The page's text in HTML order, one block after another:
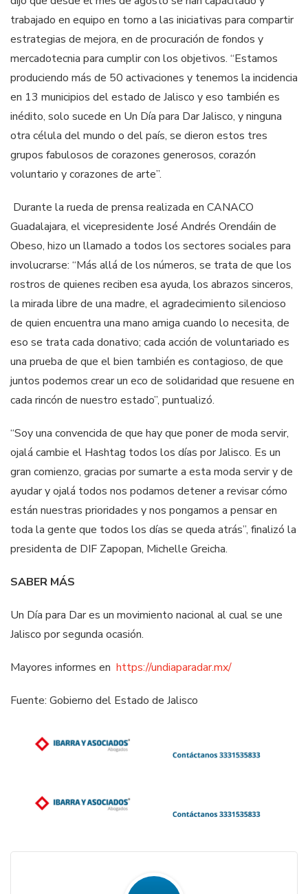
trabajado en equipo en torno a las iniciativas para compartir
estrategias de mejora, en de procuración de fondos y
mercadotecnia para cumplir con los objetivos. “Estamos
produciendo más de 50 activaciones y tenemos la incidencia
en 13 municipios del estado de Jalisco y eso también es
inédito, solo sucede en Un Día para Dar Jalisco, y ninguna
otra célula del mundo o del país, se dieron estos tres
grupos fabulosos de corazones generosos, corazón
voluntario y corazones de arte”.
Durante la rueda de prensa realizada en CANACO
Guadalajara, el vicepresidente José Andrés Orendáin de
Obeso, hizo un llamado a todos los sectores sociales para
involucrarse: “Más allá de los números, se trata de que los
rostros de quienes reciben esa ayuda, los abrazos sinceros,
la mirada libre de una madre, el agradecimiento silencioso
de quien encuentra una mano amiga cuando lo necesita, de
eso se trata cada donativo; cada acción de voluntariado es
una prueba de que el bien también es contagioso, de que
juntos podemos crear un eco de solidaridad que resuene en
cada rincón de nuestro estado”, puntualizó.
“Soy una convencida de que hay que poner de moda servir,
ojalá cambie el Hashtag todos los días por Jalisco. Es un
gran comienzo, gracias por sumarte a esta moda servir y de
ayudar y ojalá todos nos podamos detener a revisar cómo
están nuestras prioridades y nos pongamos a pensar en
toda la gente que todos los días se queda atrás”, finalizó la
presidenta de DIF Zapopan, Michelle Greicha.
SABER MÁS
Un Día para Dar es un movimiento nacional al cual se une
Jalisco por segunda ocasión.
Mayores informes en https://undiaparadar.mx/
Fuente: Gobierno del Estado de Jalisco